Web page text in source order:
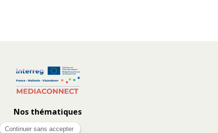
Nos thématiques
Nos dossiers